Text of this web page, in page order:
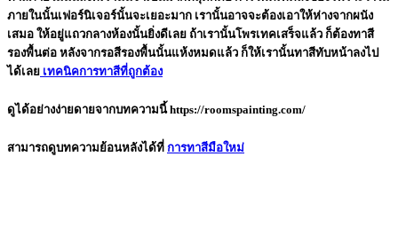
ภายในนั้นเฟอร์นิเจอร์นั้นจะเยอะมาก เรานั้นอาจจะต้องเอาให้ห่างจากผนัง
เสมอ ให้อยู่แถวกลางห้องนั้นยิ่งดีเลย ถ้าเรานั้นโพรเทคเสร็จแล้ว ก็ต้องทาสี
รองพื้นต่อ หลังจากรอสีรองพื้นนั้นแห้งหมดแล้ว ก็ให้เรานั้นทาสีทับหน้าลงไป
ได้เลย เทคนิคการทาสีที่ถูกต้อง
ดูได้อย่างง่ายดายจากบทความนี้https://roomspainting.com/
สามารถดูบทความย้อนหลังได้ที่ การทาสีมือใหม่